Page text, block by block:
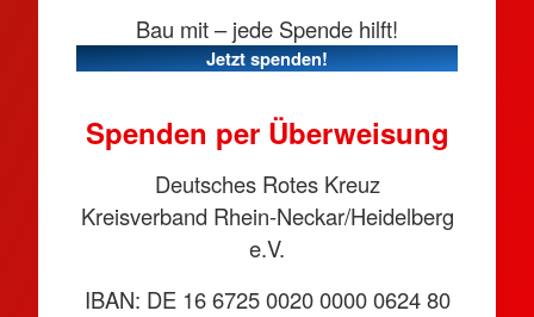
Bau mit – jede Spende hilft!
Jetzt spenden!
Spenden per Überweisung
Deutsches Rotes Kreuz
Kreisverband Rhein-Neckar/Heidelberg
e.V.
IBAN: DE 16 6725 0020 0000 0624 80